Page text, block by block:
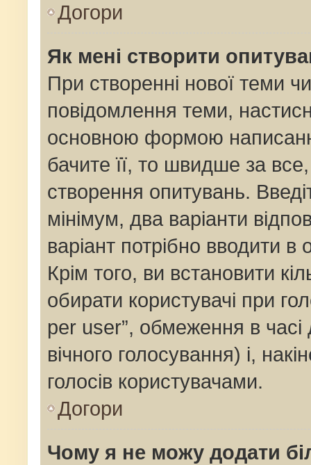
Догори
Як мені створити
При створенні нової теми
повідомлення теми,
основною формою
бачите її, то швидше за
створення опитувань.
мінімум, два варіанти
варіант потрібно вводити в
Крім того, ви встановити
обирати користувачі при
per user”, обмеження в
вічного голосування) і,
голосів користувачами.
Догори
Чому я не можу додати